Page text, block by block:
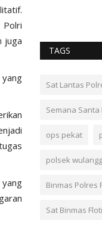
juga
TAGS
Sat Lantas
Semana
ops pekat
polsek
Binmas Polres
Sat Binmas